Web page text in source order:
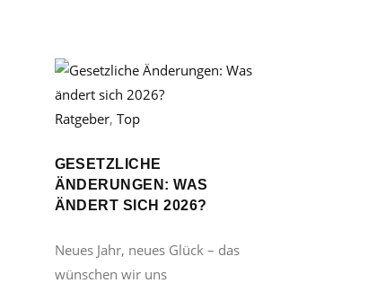
Ratgeber, Top
GESETZLICHE
ÄNDERUNGEN: WAS
ÄNDERT SICH 2026?
Neues Jahr, neues Glück – das
wünschen wir uns